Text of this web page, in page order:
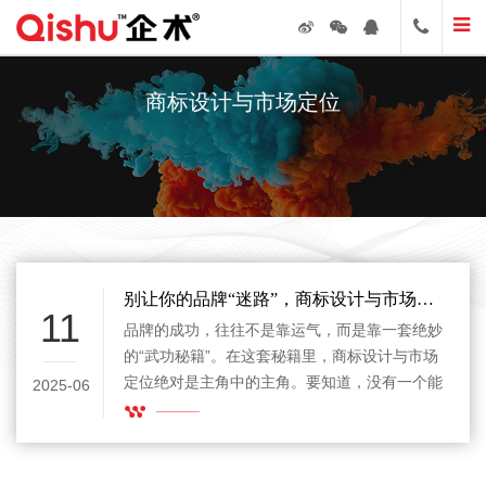
商标设计与市场定位
11
2025-06
别让你的品牌“迷路”，商标设计与市场定位全攻略
品牌的成功，往往不是靠运气，而是靠一套绝妙
的“武功秘籍”。在这套秘籍里，商标设计与市场
定位绝对是主角中的主角。要知道，没有一个能
说会道、又长得让人记住的“脸”，你的品牌就像